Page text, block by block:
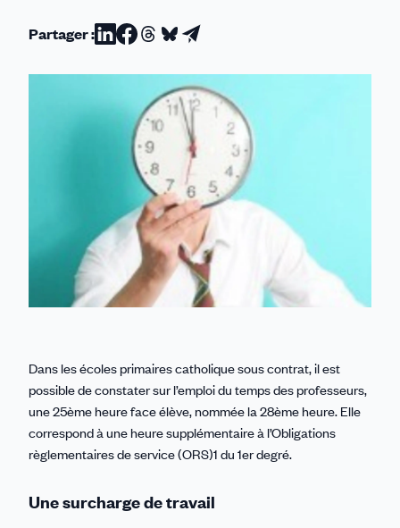
Partager :Partager
sur
Linkedin
Partager
sur
Facebook
Partager
sur
Threads
Partager
sur
Bluesky
Partager
par
email
Dans les écoles primaires catholique sous contrat, il est
possible de constater sur l’emploi du temps des professeurs,
une 25ème heure face élève, nommée la 28ème heure. Elle
correspond à une heure supplémentaire à l’Obligations
règlementaires de service (ORS)1 du 1er degré.
Une surcharge de travail